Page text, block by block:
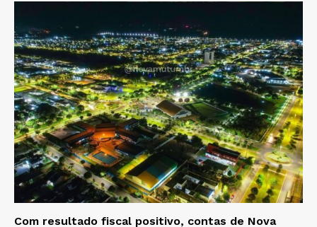
Com resultado fiscal positivo, contas de Nova